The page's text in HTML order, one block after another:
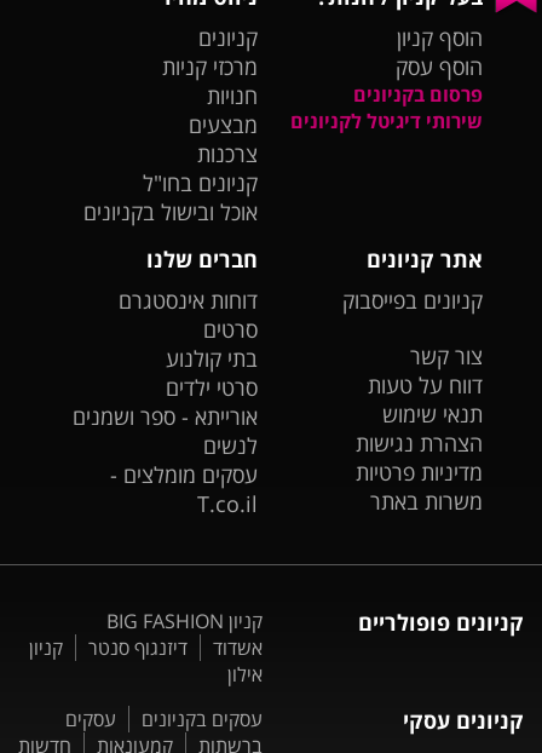
הוסף קניון
הוסף עסק
פרסום בקניונים
שירותי דיגיטל לקניונים
קניונים
מרכזי קניות
חנויות
מבצעים
צרכנות
קניונים בחו"ל
אוכל ובישול בקניונים
אתר קניונים
קניונים בפייסבוק
צור קשר
דווח על טעות
תנאי שימוש
הצהרת נגישות
מדיניות פרטיות
משרות באתר
חברים שלנו
דוחות אינסטגרם
סרטים
בתי קולנוע
סרטי ילדים
אורייתא - ספר ושמנים
לנשים
עסקים מומלצים -
T.co.il
קניונים פופולריים
קניון BIG FASHION
אשדוד
דיזנגוף סנטר
קניון
אילון
קניונים עסקי עסקים בקניונים
עסקים
ברשתות
קמעונאות חדשות